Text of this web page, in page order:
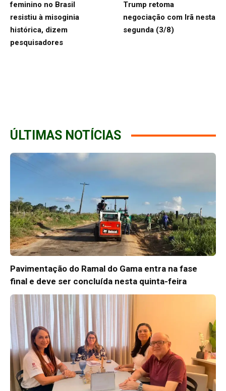
feminino no Brasil
resistiu à misoginia
histórica, dizem
pesquisadores
Trump retoma
negociação com Irã nesta
segunda (3/8)
ÚLTIMAS NOTÍCIAS
Pavimentação do Ramal do Gama entra na fase
final e deve ser concluída nesta quinta-feira